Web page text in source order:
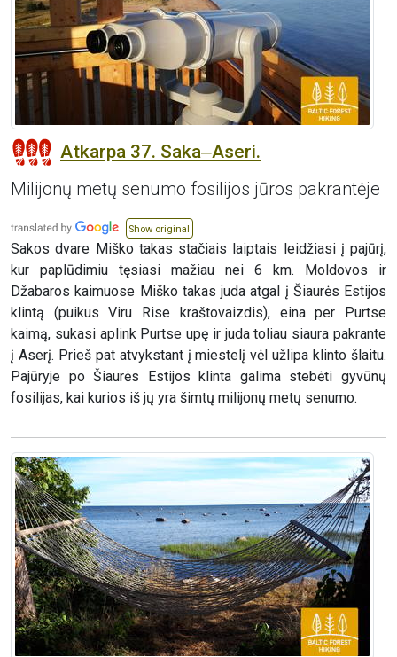
Atkarpa 37. Saka‒Aseri.
Milijonų metų senumo fosilijos jūros pakrantėje
Show original
Sakos dvare Miško takas stačiais laiptais leidžiasi į pajūrį,
kur paplūdimiu tęsiasi mažiau nei 6 km. Moldovos ir
Džabaros kaimuose Miško takas juda atgal į Šiaurės Estijos
klintą (puikus Viru Rise kraštovaizdis), eina per Purtse
kaimą, sukasi aplink Purtse upę ir juda toliau siaura pakrante
į Aserį. Prieš pat atvykstant į miestelį vėl užlipa klinto šlaitu.
Pajūryje po Šiaurės Estijos klinta galima stebėti gyvūnų
fosilijas, kai kurios iš jų yra šimtų milijonų metų senumo.